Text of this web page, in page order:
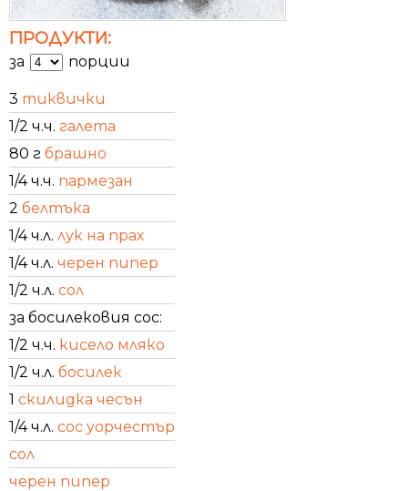
ПРОДУКТИ:
за порции
3 тиквички
1/2 ч.ч. галета
80 г брашно
1/4 ч.ч. пармезан
2 белтъка
1/4 ч.л. лук на прах
1/4 ч.л. черен пипер
1/2 ч.л. сол
за босилековия сос:
1/2 ч.ч. кисело мляко
1/2 ч.л. босилек
1 скилидка чесън
1/4 ч.л. сос уорчестър
сол
черен пипер